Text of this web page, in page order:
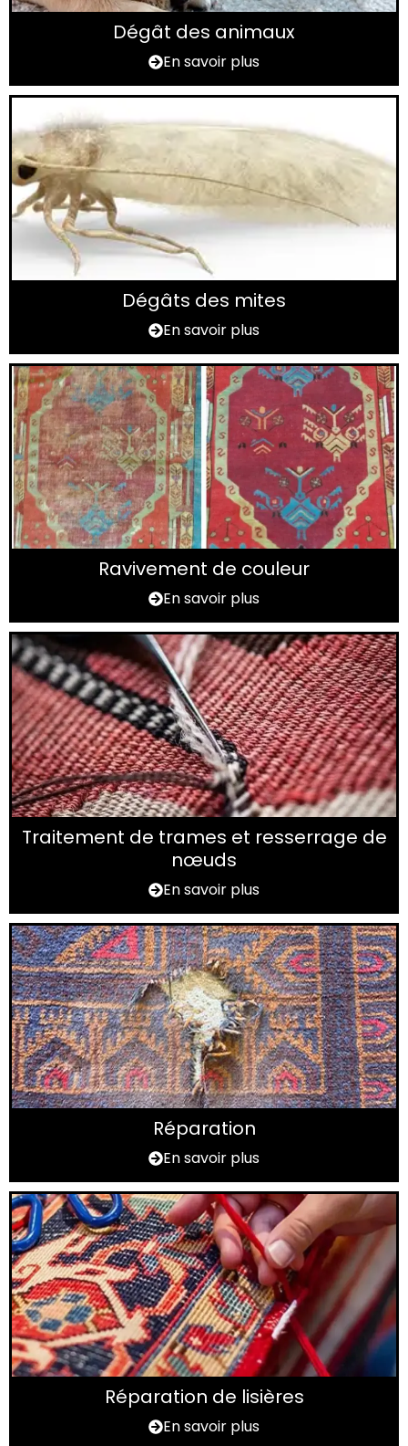
Dégât des animaux
En savoir plus
Dégâts des mites
En savoir plus
Ravivement de couleur
En savoir plus
Traitement de trames et resserrage de
nœuds
En savoir plus
Réparation
En savoir plus
Réparation de lisières
En savoir plus